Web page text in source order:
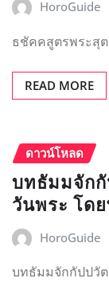
HoroGuide
ธชัคคสูตรพระสุ
READ MORE
ดาวน์โหลด
บทธัมมจัก
วันพระ โด
HoroGuide
บทธัมมจักกัปปวั